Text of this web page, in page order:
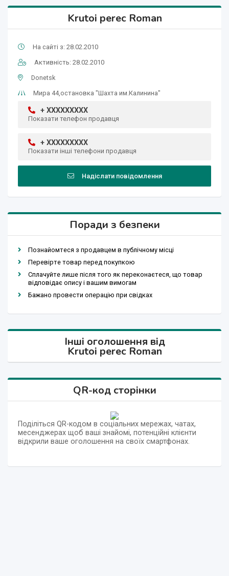
Krutoi perec Roman
На сайті з: 28.02.2010
Активність: 28.02.2010
Donetsk
Мира 44,остановка "Шахта им.Калинина"
+ XXXXXXXXX
Показати телефон продавця
+ XXXXXXXXX
Показати інші телефони продавця
Надіслати повідомлення
Поради з безпеки
Познайомтеся з продавцем в публічному місці
Перевірте товар перед покупкою
Сплачуйте лише після того як переконаєтеся, що товар
відповідає опису і вашим вимогам
Бажано провести операцію при свідках
Інші оголошення від
Krutoi perec Roman
QR-код сторінки
Поділіться QR-кодом в соціальних мережах, чатах,
месенджерах щоб ваші знайомі, потенційні клієнти
відкрили ваше оголошення на своїх смартфонах.